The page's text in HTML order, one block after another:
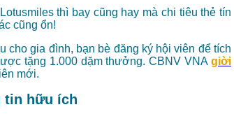
thì bay cũng hay mà chi tiêu thẻ tín
cũng ổn!
cho gia đình, bạn bè đăng ký hội viên để tích
tặng 1.000 dặm thưởng. CBNV VNA giời
mới.
tin hữu ích